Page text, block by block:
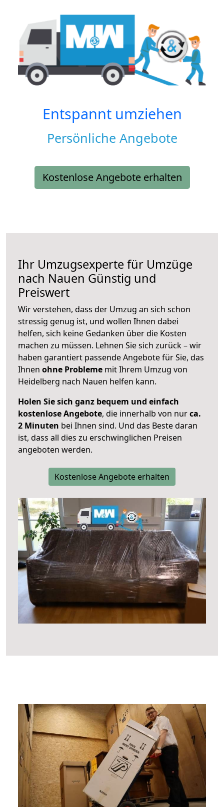
Entspannt umziehen
Persönliche Angebote
Kostenlose Angebote erhalten
Ihr Umzugsexperte für Umzüge
nach Nauen Günstig und
Preiswert
Wir verstehen, dass der Umzug an sich schon
stressig genug ist, und wollen Ihnen dabei
helfen, sich keine Gedanken über die Kosten
machen zu müssen. Lehnen Sie sich zurück – wir
haben garantiert passende Angebote für Sie, das
Ihnen ohne Probleme mit Ihrem Umzug von
Heidelberg nach Nauen helfen kann.
Holen Sie sich ganz bequem und einfach
kostenlose Angebote, die innerhalb von nurca.
2 Minuten bei Ihnen sind. Und das Beste daran
ist, dass all dies zu erschwinglichen Preisen
angeboten werden.
Kostenlose Angebote erhalten